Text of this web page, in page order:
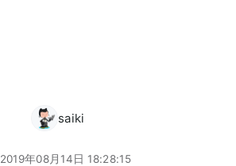
saiki
2019年08月14日 18:28:15